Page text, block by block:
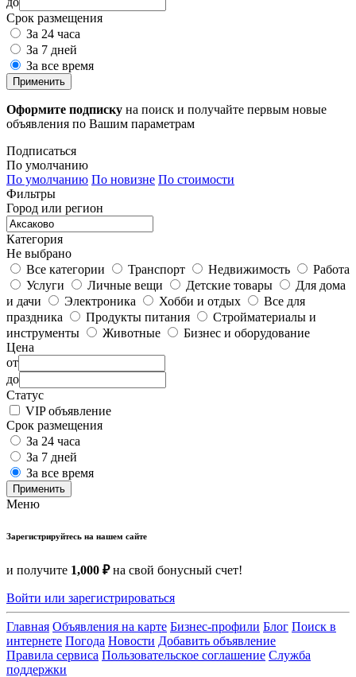
Срок размещения
За 24 часа
За 7 дней
За все время
Применить
Оформите подписку на поиск и получайте первым новые
объявления по Вашим параметрам
Подписаться
По умолчанию
По умолчанию По новизне По стоимости
Фильтры
Город или регион
Категория
Не выбрано
Все категории
Транспорт Недвижимость
Работа
Услуги
Личные вещи Детские товары
Для дома
и дачи
Электроника Хобби и отдых
Все для
праздника
Продукты питания
Стройматериалы и
инструменты
Животные
Бизнес и оборудование
Цена
от
до
Статус
VIP объявление
Срок размещения
За 24 часа
За 7 дней
За все время
Применить
Меню
Зарегистрируйтесь на нашем сайте
и получите 1,000 ₽на свой бонусный счет!
Войти или зарегистрироваться
Главная Объявления на карте Бизнес-профили Блог Поиск в
интернете Погода Новости Добавить объявление
Правила сервиса Пользовательское соглашение Служба
поддержки